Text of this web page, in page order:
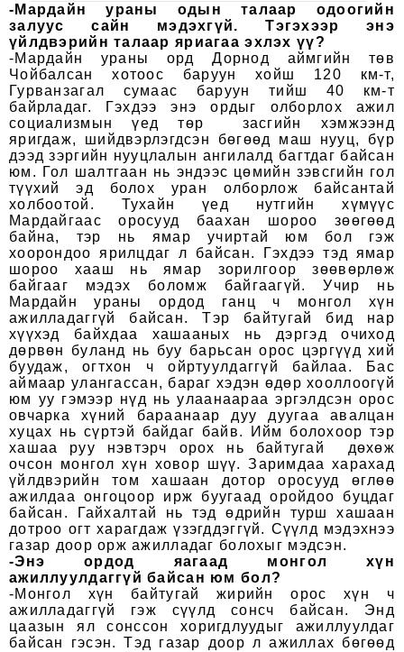
-Мардайн ураны одын талаар одоогийн
залуус сайн мэдэхгүй. Тэгэхээр энэ
үйлдвэрийн талаар яриагаа эхлэх үү?
-Мардайн ураны орд Дорнод аймгийн төв
Чойбалсан хотоос баруун хойш 120 км-т,
Гурванзагал сумаас баруун тийш 40 км-т
байрладаг. Гэхдээ энэ ордыг олборлох ажил
социализмын үед төр засгийн хэмжээнд
яригдаж, шийдвэрлэгдсэн бөгөөд маш нууц, бүр
дээд зэргийн нууцлалын ангилалд багтдаг байсан
юм. Гол шалтгаан нь эндээс цөмийн зэвсгийн гол
түүхий эд болох уран олборлож байсантай
холбоотой. Тухайн үед нутгийн хүмүүс
Мардайгаас оросууд баахан шороо зөөгөөд
байна, тэр нь ямар учиртай юм бол гэж
хоорондоо ярилцдаг л байсан. Гэхдээ тэд ямар
шороо хааш нь ямар зорилгоор зөөвөрлөж
байгааг мэдэх боломж байгаагүй. Учир нь
Мардайн ураны ордод ганц ч монгол хүн
ажилладаггүй байсан. Тэр байтугай бид нар
хүүхэд байхдаа хашааных нь дэргэд очиход
дөрвөн буланд нь буу барьсан орос цэргүүд хий
буудаж, огтхон ч ойртуулдаггүй байлаа. Бас
аймаар улангассан, бараг хэдэн өдөр хооллоогүй
юм уу гэмээр нүд нь улаанаараа эргэлдсэн орос
овчарка хүний бараанаар дуу дуугаа авалцан
хуцах нь сүртэй байдаг байв. Ийм болохоор тэр
хашаа руу нэвтэрч орох нь байтугай дөхөж
очсон монгол хүн ховор шүү. Заримдаа харахад
үйлдвэрийн том хашаан дотор оросууд өглөө
ажилдаа онгоцоор ирж буугаад оройдоо буцдаг
байсан. Гайхалтай нь тэд өдрийн турш хашаан
дотроо огт харагдаж үзэгддэггүй. Сүүлд мэдэхнээ
газар доор орж ажилладаг болохыг мэдсэн.
-Энэ ордод яагаад монгол хүн
ажиллуулдаггүй байсан юм бол?
-Монгол хүн байтугай жирийн орос хүн ч
ажилладаггүй гэж сүүлд сонсч байсан. Энд
цаазын ял сонссон хоригдлуудыг ажиллуулдаг
байсан гэсэн. Тэд газар доор л ажиллах бөгөөд